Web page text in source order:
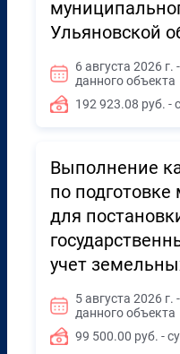
Ульяновской
6 августа 2026
данного объекта
192 923.08 руб. -
Выполнение
по
для
учет
5 августа 2026
данного объекта
99 500.00 руб. -